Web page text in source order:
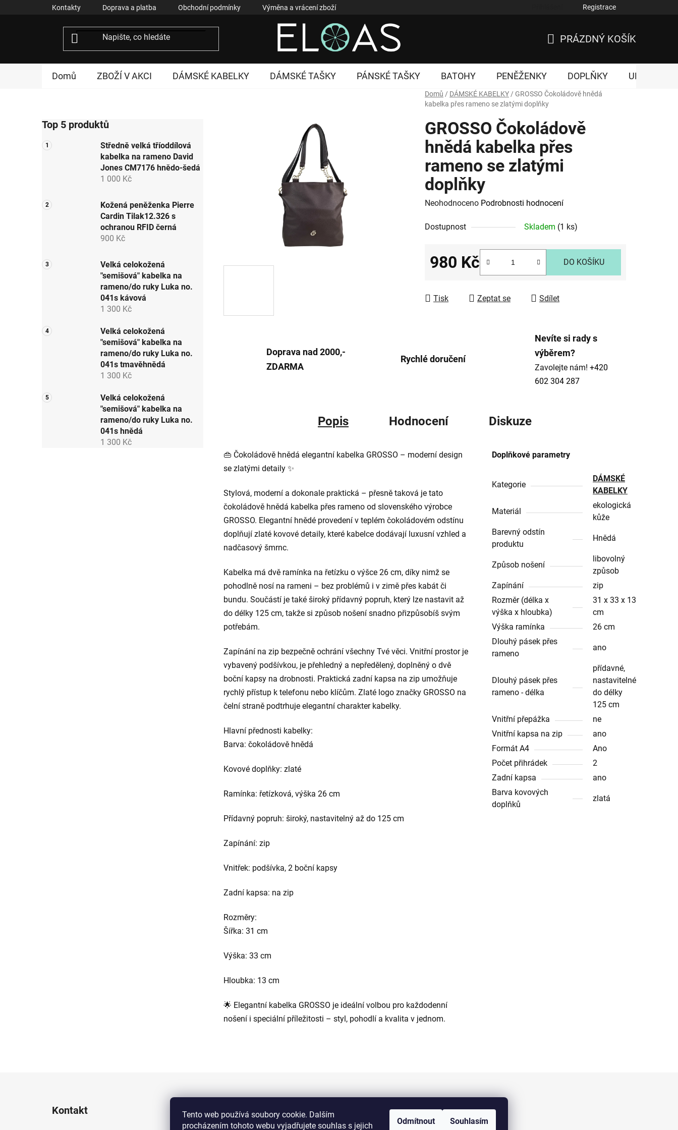
Tento web používá soubory cookie. Dalším
procházením tohoto webu vyjadřujete souhlas s jejich
Odmítnout Souhlasím
Kontakty Doprava a platba Obchodní podmínky Výměna a vrácení zboží Registrace
KOŠÍK
PRÁZDNÝ KOŠÍK
Domů ZBOŽÍ V AKCI DÁMSKÉ KABELKY DÁMSKÉ TAŠKY PÁNSKÉ TAŠKY BATOHY PENĚŽENKY DOPLŇKY UNISEX
Domů / DÁMSKÉ KABELKY / GROSSO Čokoládově hnědá
kabelka přes rameno se zlatými doplňky
o
s
t
n
n
e
Top 5 produktů
Středně velká tříoddílová
kabelka na rameno David
Jones CM7176 hnědo-šedá
1 000 Kč
Kožená peněženka Pierre
Cardin Tilak12.326 s
ochranou RFID černá
900 Kč
Velká celokožená
"semišová" kabelka na
rameno/do ruky Luka no.
041s kávová
1 300 Kč
Velká celokožená
"semišová" kabelka na
rameno/do ruky Luka no.
041s tmavěhnědá
1 300 Kč
Velká celokožená
"semišová" kabelka na
rameno/do ruky Luka no.
041s hnědá
1 300 Kč
GROSSO Čokoládově
hnědá kabelka přes
rameno se zlatými
doplňky
Průměrné
produktu
0,0
hvězdiček.
Neohodnoceno Podrobnosti hodnocení
Dostupnost Skladem (1 ks)
980 Kč DO KOŠÍKU
Tisk Zeptat se Sdílet
Doprava nad 2000,-
ZDARMA
Rychlé doručení
Nevíte si rady s
výběrem?
Zavolejte nám! +420
602 304 287
Popis Hodnocení Diskuze
👜 Čokoládově hnědá elegantní kabelka GROSSO – moderní design
se zlatými detaily ✨
Stylová, moderní a dokonale praktická – přesně taková je tato
čokoládově hnědá kabelka přes rameno od slovenského výrobce
GROSSO. Elegantní hnědé provedení v teplém čokoládovém odstínu
doplňují zlaté kovové detaily, které kabelce dodávají luxusní vzhled a
nadčasový šmrnc.
Kabelka má dvě ramínka na řetízku o výšce 26 cm, díky nimž se
pohodlně nosí na rameni – bez problémů i v zimě přes kabát či
bundu. Součástí je také široký přídavný popruh, který lze nastavit až
do délky 125 cm, takže si způsob nošení snadno přizpůsobíš svým
potřebám.
Zapínání na zip bezpečně ochrání všechny Tvé věci. Vnitřní prostor je
vybavený podšívkou, je přehledný a nepředělený, doplněný o dvě
boční kapsy na drobnosti. Praktická zadní kapsa na zip umožňuje
rychlý přístup k telefonu nebo klíčům. Zlaté logo značky GROSSO na
čelní straně podtrhuje elegantní charakter kabelky.
Hlavní přednosti kabelky:
Barva: čokoládově hnědá
Kovové doplňky: zlaté
Ramínka: řetízková, výška 26 cm
Přídavný popruh: široký, nastavitelný až do 125 cm
Zapínání: zip
Vnitřek: podšívka, 2 boční kapsy
Zadní kapsa: na zip
Rozměry:
Šířka: 31 cm
Výška: 33 cm
Hloubka: 13 cm
🌟 Elegantní kabelka GROSSO je ideální volbou pro každodenní
nošení i speciální příležitosti – styl, pohodlí a kvalita v jednom.
Doplňkové parametry
Kategorie
DÁMSKÉ
KABELKY
Materiál
ekologická
kůže
Barevný odstín
produktu
Hnědá
Způsob nošení
libovolný
způsob
Zapínání
zip
Rozměr (délka x
výška x hloubka)
31 x 33 x 13
cm
Výška ramínka
26 cm
Dlouhý pásek přes
rameno
ano
Dlouhý pásek přes
rameno - délka
přídavné,
nastavitelné
do délky
125 cm
Vnitřní přepážka
ne
Vnitřní kapsa na zip
ano
Formát A4
Ano
Počet přihrádek
2
Zadní kapsa
ano
Barva kovových
doplňků
zlatá
Kontakt Informace pro vás Facebook